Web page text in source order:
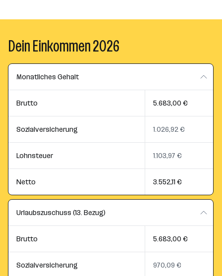
Dein Einkommen 2026
Monatliches Gehalt
Brutto 5.683,00 €
Sozialversicherung 1.026,92 €
Lohnsteuer 1.103,97 €
Netto 3.552,11 €
Urlaubszuschuss (13. Bezug)
Brutto 5.683,00 €
Sozialversicherung 970,09 €